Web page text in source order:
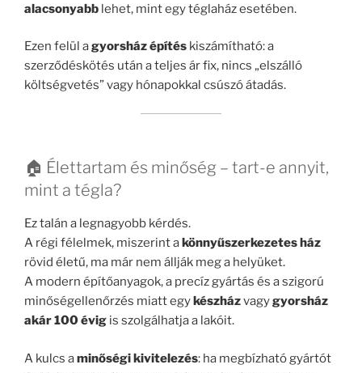
alacsonyabb lehet, mint egy téglaház esetében.
Ezen felül agyorsház építés kiszámítható: a
szerződéskötés után a teljes ár fix, nincs „elszálló
költségvetés” vagy hónapokkal csúszó átadás.
🏠 Élettartam és minőség – tart-e annyit,
mint a tégla?
Ez talán a legnagyobb kérdés.
A régi félelmek, miszerint a könnyűszerkezetes ház
rövid életű, ma már nem állják meg a helyüket.
A modern építőanyagok, a precíz gyártás és a szigorú
minőségellenőrzés miatt egy készházvagygyorsház
akár 100 évig is szolgálhatja a lakóit.
A kulcs aminőségi kivitelezés: ha megbízható gyártót